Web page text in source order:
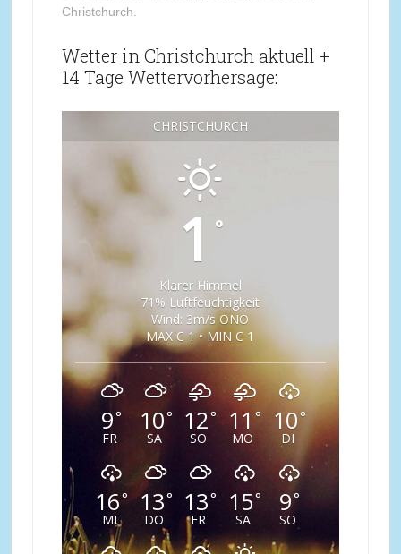
Christchurch.
Wetter in Christchurch aktuell +
14 Tage Wettervorhersage:
CHRISTCHURCH
1 °
Klarer Himmel
71% Luftfeuchtigkeit
Wind: 3m/s ONO
MAX C 1 • MIN C 1
9°
FR
10°
SA
12°
SO
11°
MO
10°
DI
16°
MI
13°
DO
13°
FR
15°
SA
9°
SO